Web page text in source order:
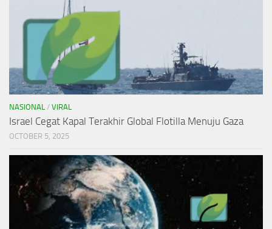
NASIONAL / VIRAL
Israel Cegat Kapal Terakhir Global Flotilla Menuju Gaza
OCTOBER 5, 2025